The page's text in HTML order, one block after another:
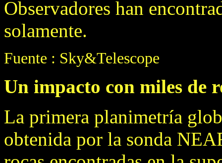
Observadores han
solamente.
Fuente : Sky&Telescope
Un impacto con miles de
La primera planimetría
obtenida por la sonda